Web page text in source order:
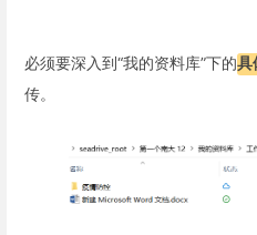
必须要深入到“我的资料库”下的具
传。